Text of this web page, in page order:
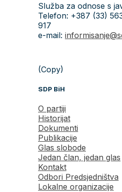
Služba za odnose s
Telefon: +387 (33)
917
e-mail:
(Copy)
SDP BiH
O partiji
Historijat
Dokumenti
Publikacije
Glas slobode
Jedan član, jedan glas
Kontakt
Odbori Predsjedništva
Lokalne organizacije